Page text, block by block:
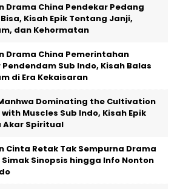
Drama China Pendekar Pedang
Kisah Epik Tentang Janji,
dan Kehormatan
Drama China Pemerintahan
Pendendam Sub Indo, Kisah Balas
di Era Kekaisaran
Dominating the Cultivation
with Muscles Sub Indo, Kisah Epik
Akar Spiritual
Cinta Retak Tak Sempurna Drama
Simak Sinopsis hingga Info Nonton